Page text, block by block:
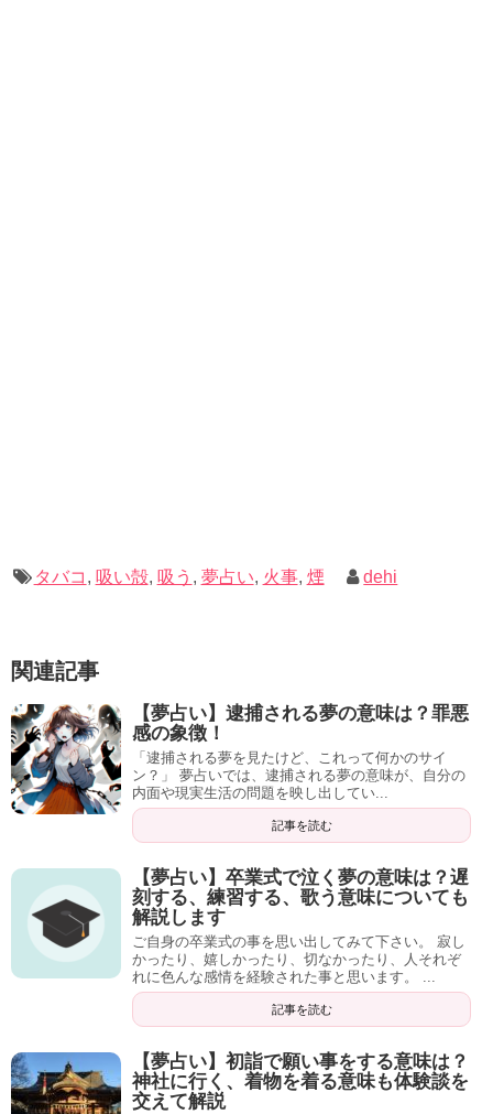
健康状態への警告だけではなく、あなたの周りで巻き起こ
夢があなたに伝えてくれるメッセージを見逃さないように
しましょう。
最後までご覧いただき、ありがとうございました。
【夢占い】火事の夢34選！他人の家、台所、焼け跡、煙、爆発なども解説！
関連記事 【夢占い】煙から逃げる夢の意味は？爆発、匂い、追われる夢も体験談と共に解説
タバコ , 吸い殻, 吸う , 夢占い, 火事, 煙 dehi
関連記事
【夢占い】逮捕される夢の意味は？罪悪
感の象徴！
「逮捕される夢を見たけど、これって何かのサイ
ン？」 夢占いでは、逮捕される夢の意味が、自分の
内面や現実生活の問題を映し出してい...
記事を読む
【夢占い】卒業式で泣く夢の意味は？遅
刻する、練習する、歌う意味についても
解説します
ご自身の卒業式の事を思い出してみて下さい。 寂し
かったり、嬉しかったり、切なかったり、人それぞ
れに色んな感情を経験された事と思います。 ...
記事を読む
【夢占い】初詣で願い事をする意味は？
神社に行く、着物を着る意味も体験談を
交えて解説